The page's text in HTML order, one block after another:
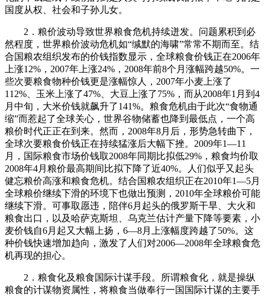
国度从权、社会和子孙儿女。
2．粮价波动导致世界粮食危机持续迸发。问题累积到必
然程度，世界粮价波动危机如“缄默的海啸”常常不期而至。结
合国粮农组织发布的价钱指数显示，全球粮食价钱正在2006年
上涨12%，2007年上涨24%，2008年前8个月涨幅跨越50%。一
些次要粮食物种价钱更是涨幅惊人，2007年小麦上涨了
112%、玉米上涨了47%、大豆上涨了75%，而从2008年1月到4
月中旬，大米价钱就飙升了141%。粮食危机由于此次“食物通
缩”而惹起了全球关心，世界谷物储蓄也降到最低点，一个高
粮价时代正正在到来。然而，2008年8月后，形势急转曲下，
全球次要粮食价钱正在持续猛涨后大幅下挫。2009年1—11
月，国际粮食市场价钱取2008年同期比拟低29%，粮食均价取
2008年4月粮价最高期间比拟下降了近40%。人们似乎又起头
健忘粮价高涨和粮食危机。结合国粮农组织正在2010年1—5月
全球粮价继续下滑的环境下也做出预测，2010年全球粮价可能
继续下滑。可事取愿违，陪伴6月起头的俄罗斯干旱、大火和
粮食出口，以及哈萨克斯坦、乌克兰估计产量下降等要素，小
麦价钱自6月起又大幅上扬，6—8月上涨幅度跨越了50%。这
种价钱快速增加趋向，激发了人们对2006—2008年全球粮食危
机再现的担心。
2．粮食化及粮食国际计谋手段。所谓粮食化，就是操纵
粮食的计谋物资属性，将粮食当做奉行一国国际计谋的主要手